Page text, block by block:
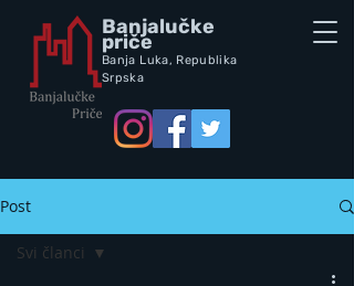
Banjalučke
priče
Banja Luka, Republika
Srpska
Post
Svi članci